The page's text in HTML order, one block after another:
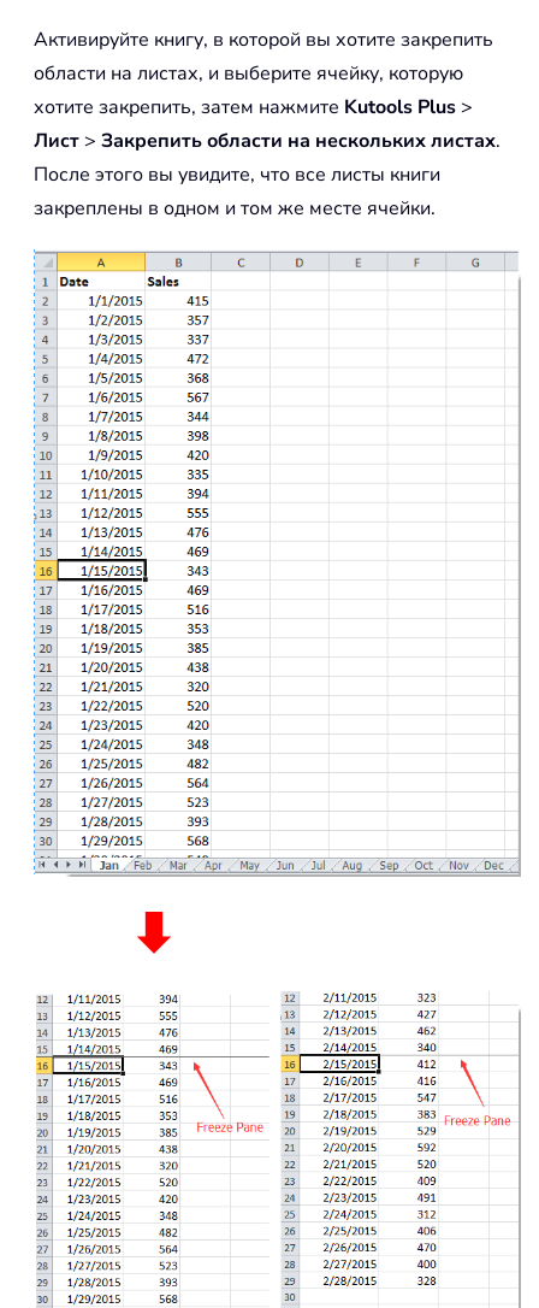
Активируйте книгу, в которой вы хотите закрепить
области на листах, и выберите ячейку, которую
хотите закрепить, затем нажмите Kutools Plus >
Лист > Закрепить области на нескольких листах.
После этого вы увидите, что все листы книги
закреплены в одном и том же месте ячейки.